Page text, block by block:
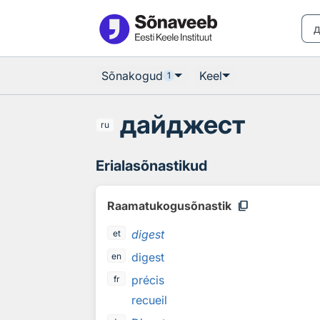
Sõnakogud 1 Keel
ru дайджест
Erialasõnastikud
Raamatukogusõnastik content_copy
et digest
en digest
fr
précis
recueil